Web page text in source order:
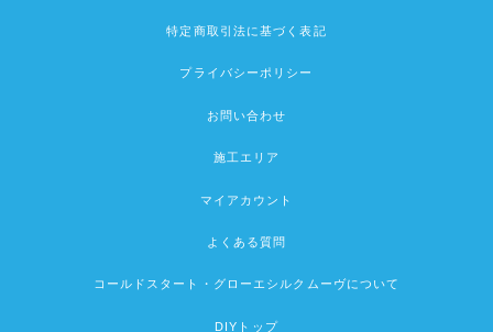
特定商取引法に基づく表記
プライバシーポリシー
お問い合わせ
施工エリア
マイアカウント
よくある質問
コールドスタート・グローエシルクムーヴについて
DIYトップ